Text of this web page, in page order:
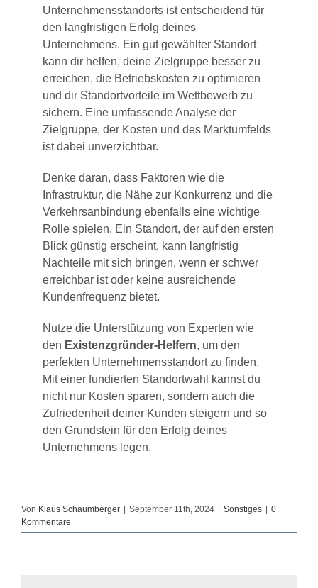
Unternehmensstandorts ist entscheidend für
den langfristigen Erfolg deines
Unternehmens. Ein gut gewählter Standort
kann dir helfen, deine Zielgruppe besser zu
erreichen, die Betriebskosten zu optimieren
und dir Standortvorteile im Wettbewerb zu
sichern. Eine umfassende Analyse der
Zielgruppe, der Kosten und des Marktumfelds
ist dabei unverzichtbar.
Denke daran, dass Faktoren wie die
Infrastruktur, die Nähe zur Konkurrenz und die
Verkehrsanbindung ebenfalls eine wichtige
Rolle spielen. Ein Standort, der auf den ersten
Blick günstig erscheint, kann langfristig
Nachteile mit sich bringen, wenn er schwer
erreichbar ist oder keine ausreichende
Kundenfrequenz bietet.
Nutze die Unterstützung von Experten wie
den Existenzgründer-Helfern, um den
perfekten Unternehmensstandort zu finden.
Mit einer fundierten Standortwahl kannst du
nicht nur Kosten sparen, sondern auch die
Zufriedenheit deiner Kunden steigern und so
den Grundstein für den Erfolg deines
Unternehmens legen.
Von Klaus Schaumberger | September 11th, 2024 | Sonstiges | 0
Kommentare